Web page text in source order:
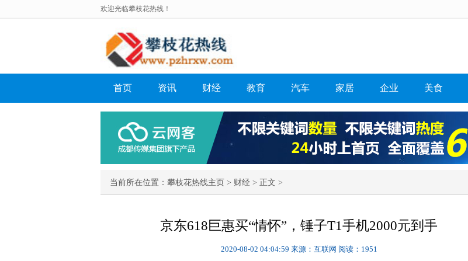
欢迎光临攀枝花热线！
首页 资讯 财经 教育 汽车 家居 企业 美食
当前所在位置： 攀枝花热线主页 > 财经 > 正文 >
京东618巨惠买“情怀”，锤子T1手机2000元到手
2020-08-02 04:04:59 来源：互联网 阅读：1951